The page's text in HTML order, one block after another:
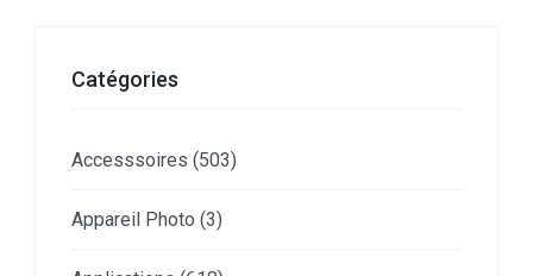
Catégories
Accesssoires (503)
Appareil Photo (3)